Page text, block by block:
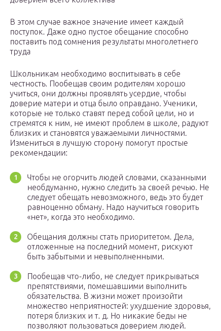
В этом случае важное значение имеет каждый
поступок. Даже одно пустое обещание способно
поставить под сомнения результаты многолетнего
труда
Школьникам необходимо воспитывать в себе
честность. Пообещав своим родителям хорошо
учиться, они должны проявлять усердие, чтобы
доверие матери и отца было оправдано. Ученики,
которые не только ставят перед собой цели, но и
стремятся к ним, не имеют проблем в школе, радуют
близких и становятся уважаемыми личностями.
Измениться в лучшую сторону помогут простые
рекомендации:
Чтобы не огорчить людей словами, сказанными
необдуманно, нужно следить за своей речью. Не
следует обещать невозможного, ведь это будет
равноценно обману. Надо научиться говорить
«нет», когда это необходимо.
Обещания должны стать приоритетом. Дела,
отложенные на последний момент, рискуют
быть забытыми и невыполненными.
Пообещав что-либо, не следует прикрываться
препятствиями, помешавшими выполнить
обязательства. В жизни может произойти
множество неприятностей: ухудшение здоровья,
потеря близких и т. д. Но никакие беды не
позволяют пользоваться доверием людей.